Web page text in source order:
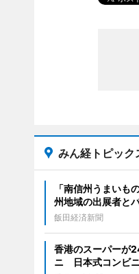
みん経トピック
「南信州うまい
州地域の出展者と
飯田経済新聞
香港のスーパーが
ニ 日本式コンビ